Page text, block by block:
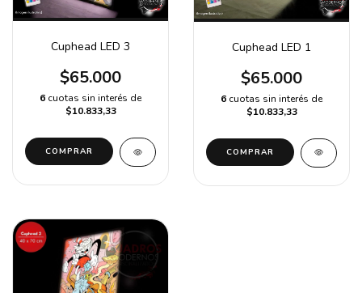
Cuphead LED 3
$65.000
6 cuotas sin interés de
$10.833,33
COMPRAR
Cuphead LED 1
$65.000
6 cuotas sin interés de
$10.833,33
COMPRAR